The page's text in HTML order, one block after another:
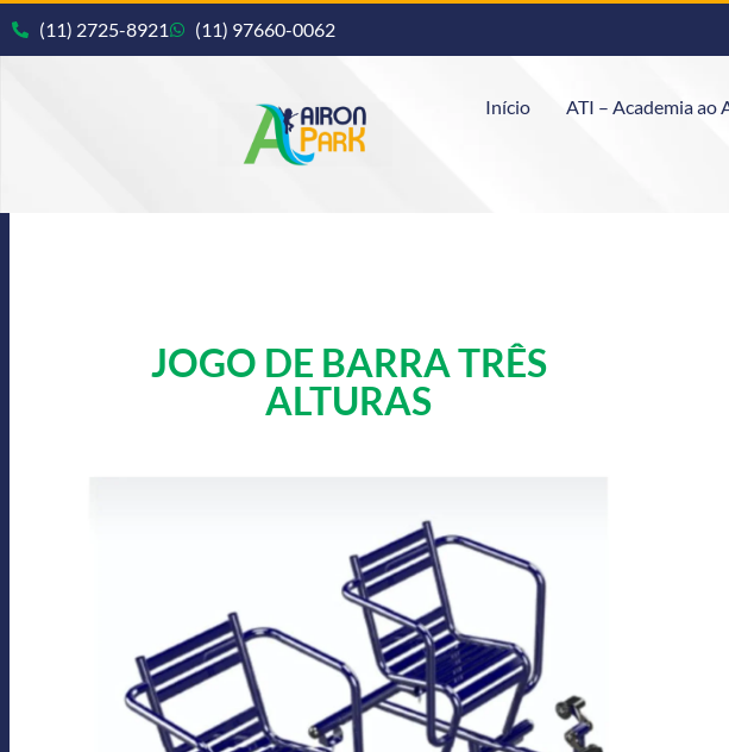
(11) 2725-8921 (11) 97660-0062
Início ATI – Academia ao
JOGO DE BARRA TRÊS
ALTURAS